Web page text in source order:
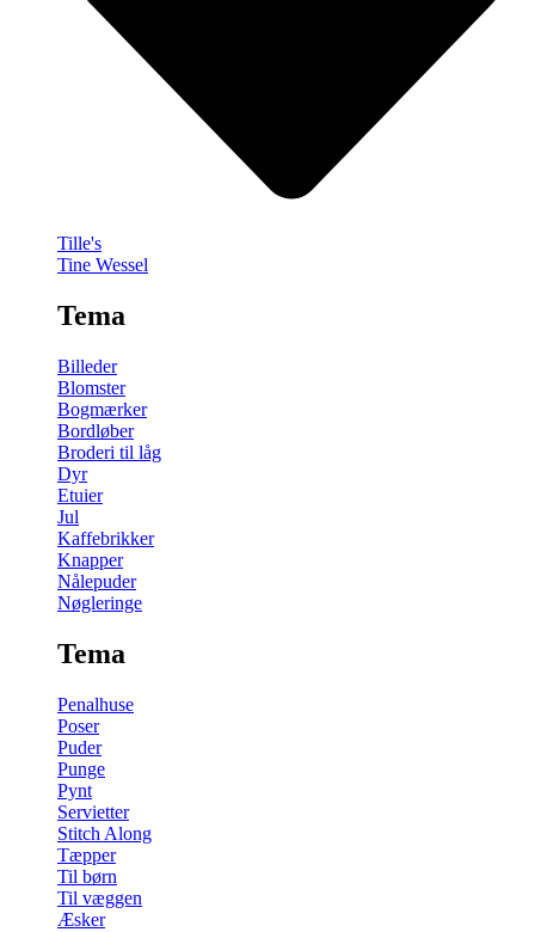
Tille's
Tine Wessel
Tema
Billeder
Blomster
Bogmærker
Bordløber
Broderi til låg
Dyr
Etuier
Jul
Kaffebrikker
Knapper
Nålepuder
Nøgleringe
Tema
Penalhuse
Poser
Puder
Punge
Pynt
Servietter
Stitch Along
Tæpper
Til børn
Til væggen
Æsker